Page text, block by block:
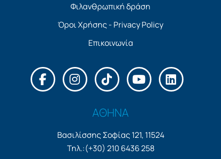
Φιλανθρωπική δράση
Όροι Χρήσης - Privacy Policy
Επικοινωνία
ΑΘΗΝΑ
Βασιλίσσης Σοφίας 121, 11524
Τηλ.:(+30) 210 6436 258